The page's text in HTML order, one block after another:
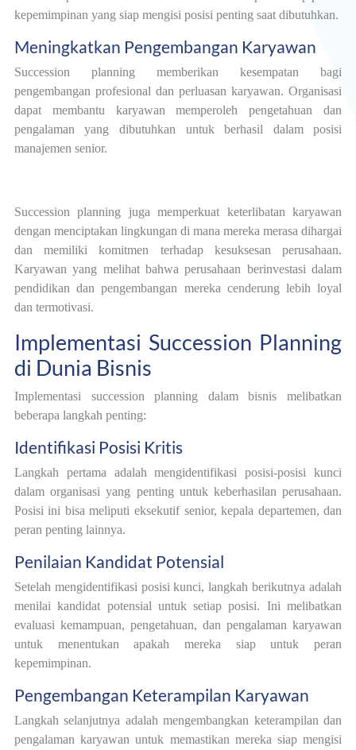
kepemimpinan yang siap mengisi posisi penting saat dibutuhkan.
Meningkatkan Pengembangan Karyawan
Succession planning memberikan kesempatan bagi
pengembangan profesional dan perluasan karyawan. Organisasi
dapat membantu karyawan memperoleh pengetahuan dan
pengalaman yang dibutuhkan untuk berhasil dalam posisi
manajemen senior.
Succession planning juga memperkuat keterlibatan karyawan
dengan menciptakan lingkungan di mana mereka merasa dihargai
dan memiliki komitmen terhadap kesuksesan perusahaan.
Karyawan yang melihat bahwa perusahaan berinvestasi dalam
pendidikan dan pengembangan mereka cenderung lebih loyal
dan termotivasi.
Implementasi Succession Planning
di Dunia Bisnis
Implementasi succession planning dalam bisnis melibatkan
beberapa langkah penting:
Identifikasi Posisi Kritis
Langkah pertama adalah mengidentifikasi posisi-posisi kunci
dalam organisasi yang penting untuk keberhasilan perusahaan.
Posisi ini bisa meliputi eksekutif senior, kepala departemen, dan
peran penting lainnya.
Penilaian Kandidat Potensial
Setelah mengidentifikasi posisi kunci, langkah berikutnya adalah
menilai kandidat potensial untuk setiap posisi. Ini melibatkan
evaluasi kemampuan, pengetahuan, dan pengalaman karyawan
untuk menentukan apakah mereka siap untuk peran
kepemimpinan.
Pengembangan Keterampilan Karyawan
Langkah selanjutnya adalah mengembangkan keterampilan dan
pengalaman karyawan untuk memastikan mereka siap mengisi